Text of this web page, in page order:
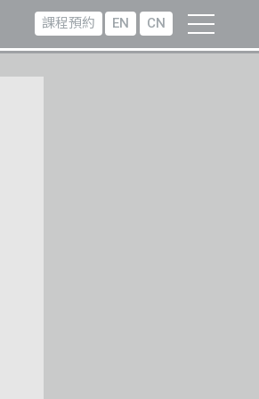
課程預約 EN CN